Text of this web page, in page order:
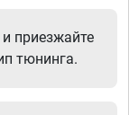
приезжайте
тюнинга.